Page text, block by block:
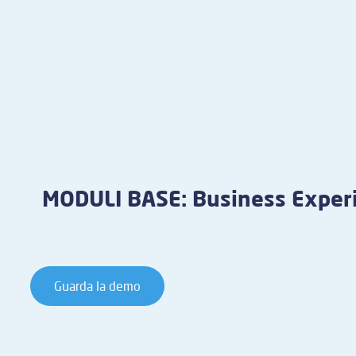
MODULI BASE: Business
Guarda la demo